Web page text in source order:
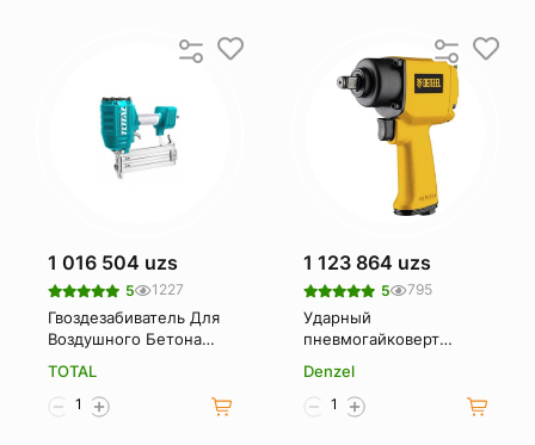
1 016 504 uzs
5 1227
Гвоздезабиватель Для
Воздушного Бетона
TOTAL
1 123 864 uzs
5 795
Ударный
пневмогайковерт
57470
Denzel